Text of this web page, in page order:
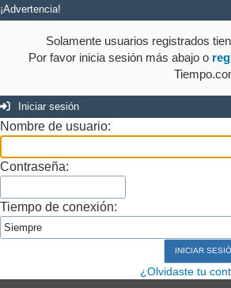
¡Advertencia!
Solamente usuarios registrados
Por favor inicia sesión más abajo o
Iniciar sesión
Nombre de usuario:
Contraseña:
Tiempo de conexión:
¿Olvidaste tu